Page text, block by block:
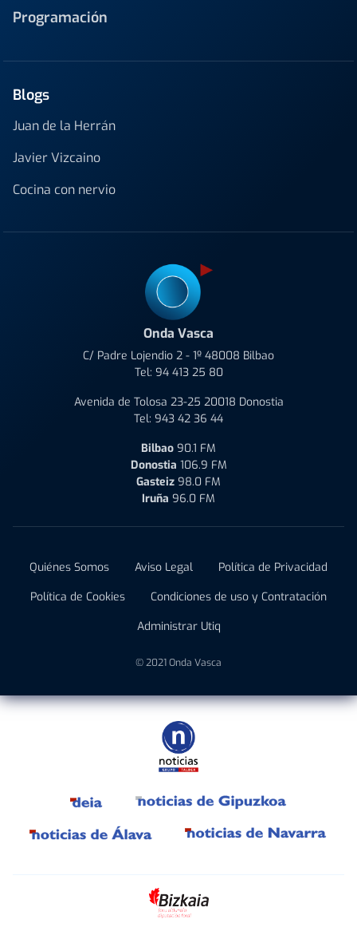
Programación
Blogs
Juan de la Herrán
Javier Vizcaino
Cocina con nervio
Onda Vasca
C/ Padre Lojendio 2 - 1º 48008 Bilbao
Tel: 94 413 25 80
Avenida de Tolosa 23-25 20018 Donostia
Tel: 943 42 36 44
Bilbao 90.1 FM
Donostia 106.9 FM
Gasteiz 98.0 FM
Iruña 96.0 FM
Quiénes Somos Aviso Legal
Política de Privacidad
Política de Cookies
Condiciones de uso y Contratación
Administrar Utiq
© 2021 Onda Vasca